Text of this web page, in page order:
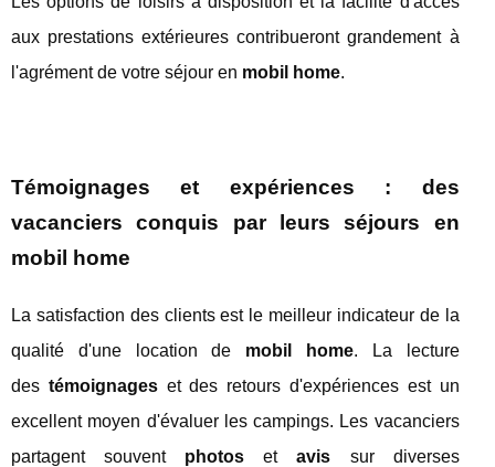
aux prestations extérieures contribueront grandement à
l'agrément de votre séjour en mobil home.
Témoignages et expériences : des
vacanciers conquis par leurs séjours en
mobil home
La satisfaction des clients est le meilleur indicateur de la
qualité d'une location de mobil home. La lecture
des témoignageset des retours d'expériences est un
excellent moyen d'évaluer les campings. Les vacanciers
partagent souvent photos etavis sur diverses